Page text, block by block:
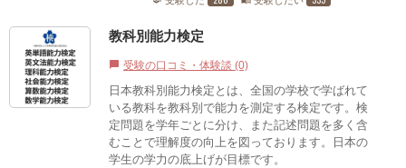
教科別能力検定
chat_bubble 受験の口コミ・体験談 (0)
日本教科別能力検定とは、全国の学校で学ばれて
いる教科を教科別で能力を測定する検定です。検
定問題を学年ごとに分け、また記述問題を多く含
むことで理解度の向上を図っております。日本の
学生の学力の底上げが目標です。